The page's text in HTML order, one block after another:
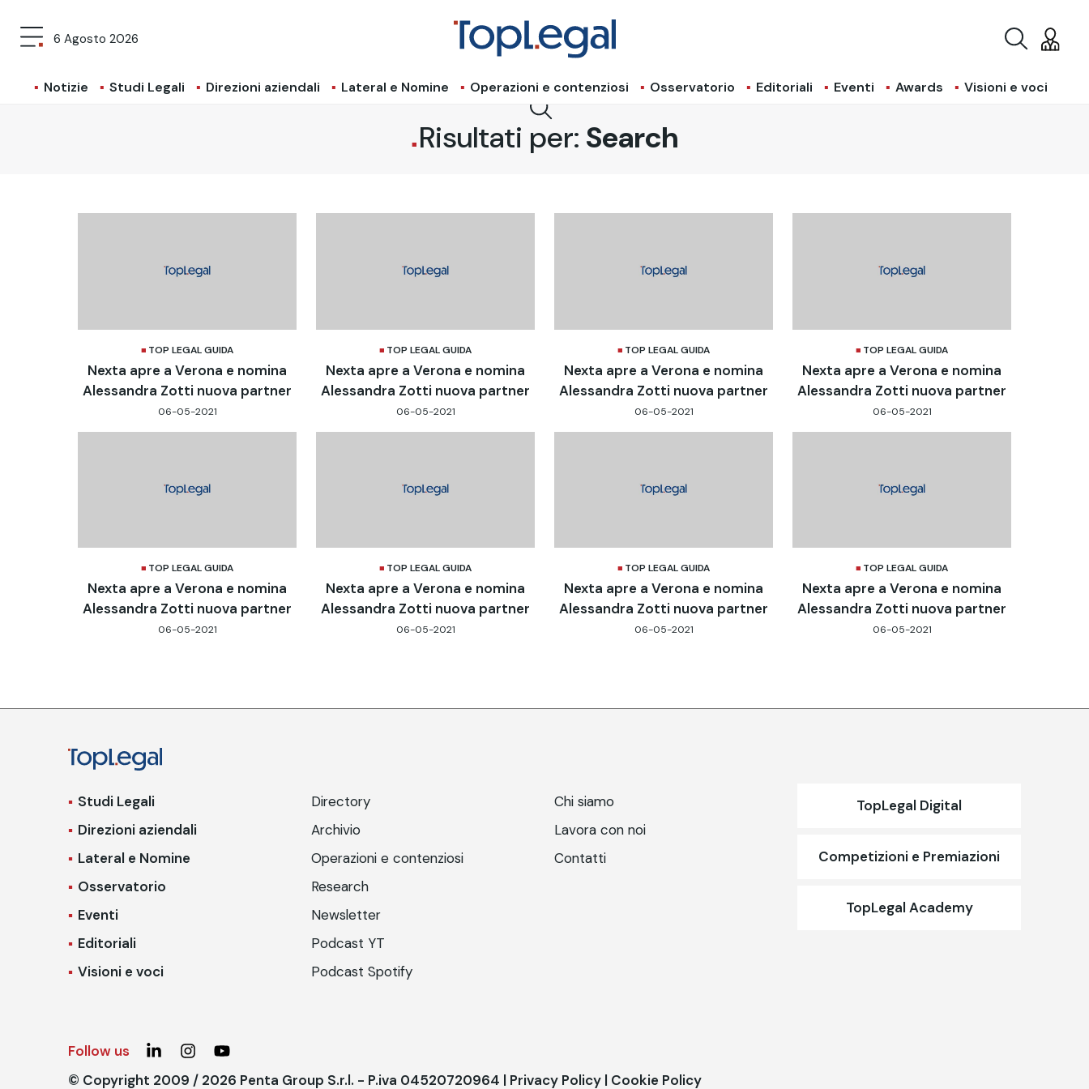
6 Agosto 2026
Notizie Studi Legali Direzioni aziendali Lateral e Nomine Operazioni e contenziosi Osservatorio Editoriali Eventi Awards Visioni e voci
Risultati per: Search
TOP LEGAL GUIDA
Nexta apre a Verona e nomina
Alessandra Zotti nuova partner
06-05-2021
TOP LEGAL GUIDA
Nexta apre a Verona e nomina
Alessandra Zotti nuova partner
06-05-2021
TOP LEGAL GUIDA
Nexta apre a Verona e nomina
Alessandra Zotti nuova partner
06-05-2021
TOP LEGAL GUIDA
Nexta apre a Verona e nomina
Alessandra Zotti nuova partner
06-05-2021
TOP LEGAL GUIDA
Nexta apre a Verona e nomina
Alessandra Zotti nuova partner
06-05-2021
TOP LEGAL GUIDA
Nexta apre a Verona e nomina
Alessandra Zotti nuova partner
06-05-2021
TOP LEGAL GUIDA
Nexta apre a Verona e nomina
Alessandra Zotti nuova partner
06-05-2021
TOP LEGAL GUIDA
Nexta apre a Verona e nomina
Alessandra Zotti nuova partner
06-05-2021
Studi Legali
Direzioni aziendali
Lateral e Nomine
Osservatorio
Eventi
Editoriali
Visioni e voci
Directory
Archivio
Operazioni e contenziosi
Research
Newsletter
Podcast YT
Podcast Spotify
Chi siamo
Lavora con noi
Contatti
TopLegal Digital
Competizioni e Premiazioni
TopLegal Academy
Follow us
© Copyright 2009 / 2026 Penta Group S.r.l. - P.iva 04520720964 | Privacy Policy | Cookie Policy